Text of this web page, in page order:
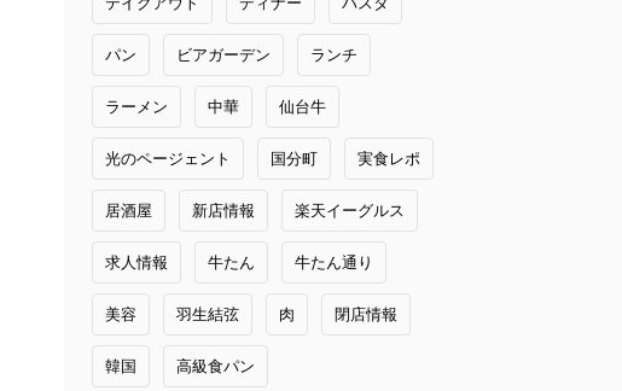
パン ビアガーデン ランチ
ラーメン 中華 仙台牛
光のページェント 国分町 実食レポ
居酒屋 新店情報 楽天イーグルス
求人情報 牛たん 牛たん通り
美容 羽生結弦 肉 閉店情報
韓国 高級食パン